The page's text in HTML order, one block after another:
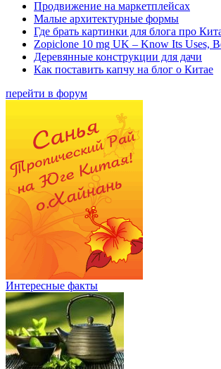
Продвижение на маркетплейсах
Малые архитектурные формы
Где брать картинки для блога про
Zopiclone 10 mg UK – Know Its Uses,
Деревянные конструкции для дачи
Как поставить капчу на блог о Китае
перейти в форум
Интересные факты